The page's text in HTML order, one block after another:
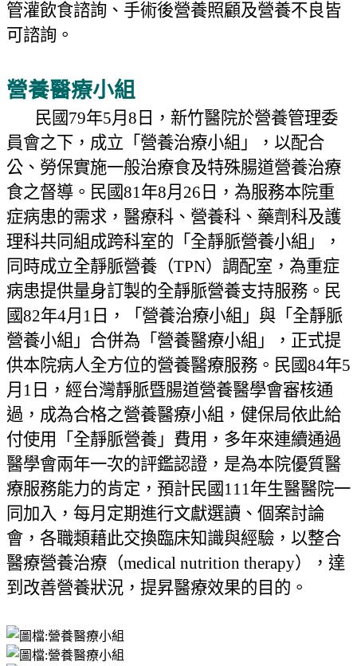
管灌飲食諮詢、手術後營養照顧及營養不良皆
可諮詢。
營養醫療小組
民國 79年5月 8 日，新竹醫院於營養管理委
員會之下，成立「營養治療小組」，以配合
公、勞保實施一般治療食及特殊腸道營養治療
食之督導。民國81年8月 26 日，為服務本院重
症病患的需求，醫療科、營養科、藥劑科及護
理科共同組成跨科室的「全靜脈營養小組」，
同時成立全靜脈營養（TPN）調配室，為重症
病患提供量身訂製的全靜脈營養支持服務。民
國82年4月 1 日，「營養治療小組」與「全靜脈
營養小組」合併為「營養醫療小組」，正式提
供本院病人全方位的營養醫療服務。民國84年5
月 1 日，經台灣靜脈暨腸道營養醫學會審核通
過，成為合格之營養醫療小組，健保局依此給
付使用「全靜脈營養」費用，多年來連續通過
醫學會兩年一次的評鑑認證，是為本院優質醫
療服務能力的肯定，預計民國 111年生醫醫院一
同加入，每月定期進行文獻選讀、個案討論
會，各職類藉此交換臨床知識與經驗，以整合
醫療營養治療（medical nutrition therapy），達
到改善營養狀況，提昇醫療效果的目的。